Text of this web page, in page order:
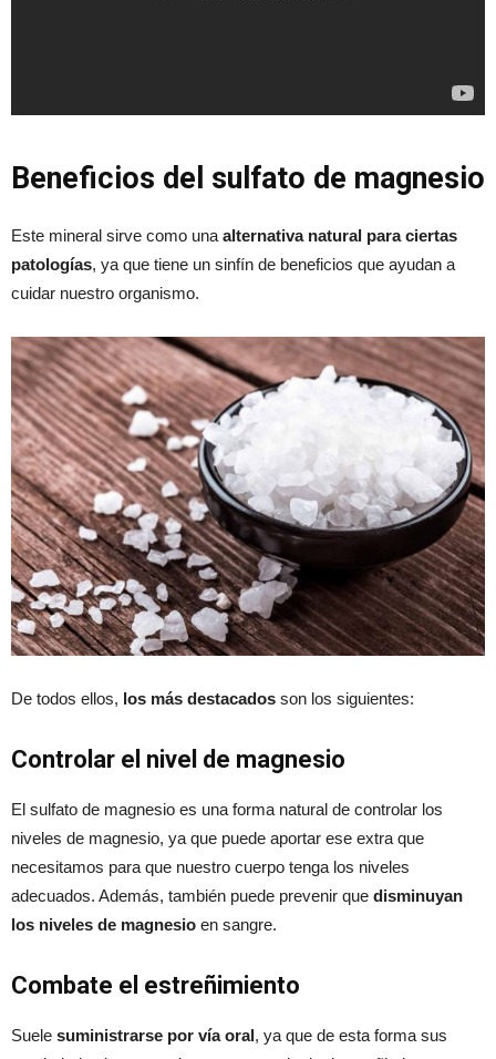
Beneficios del sulfato de magnesio
Este mineral sirve como una alternativa natural para ciertas
patologías, ya que tiene un sinfín de beneficios que ayudan a
cuidar nuestro organismo.
De todos ellos, los más destacados son los siguientes:
Controlar el nivel de magnesio
El sulfato de magnesio es una forma natural de controlar los
niveles de magnesio, ya que puede aportar ese extra que
necesitamos para que nuestro cuerpo tenga los niveles
adecuados. Además, también puede prevenir que disminuyan
los niveles de magnesio en sangre.
Combate el estreñimiento
Suele suministrarse por vía oral, ya que de esta forma sus